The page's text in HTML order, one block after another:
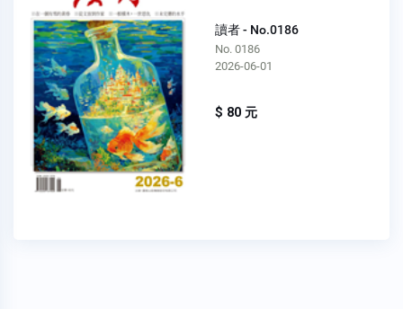
讀者 - No.0186
No. 0186
2026-06-01
$ 80 元